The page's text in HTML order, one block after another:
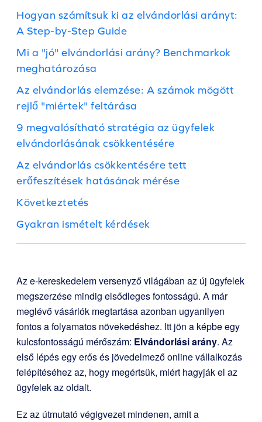
Hogyan számítsuk ki az elvándorlási arányt:
A Step-by-Step Guide
Mi a "jó" elvándorlási arány? Benchmarkok
meghatározása
Az elvándorlás elemzése: A számok mögött
rejlő "miértek" feltárása
9 megvalósítható stratégia az ügyfelek
elvándorlásának csökkentésére
Az elvándorlás csökkentésére tett
erőfeszítések hatásának mérése
Következtetés
Gyakran ismételt kérdések
Az e-kereskedelem versenyző világában az új ügyfelek
megszerzése mindig elsődleges fontosságú. A már
meglévő vásárlók megtartása azonban ugyanilyen
fontos a folyamatos növekedéshez. Itt jön a képbe egy
kulcsfontosságú mérőszám: Elvándorlási arány. Az
első lépés egy erős és jövedelmező online vállalkozás
felépítéséhez az, hogy megértsük, miért hagyják el az
ügyfelek az oldalt.
Ez az útmutató végigvezet mindenen, amit a